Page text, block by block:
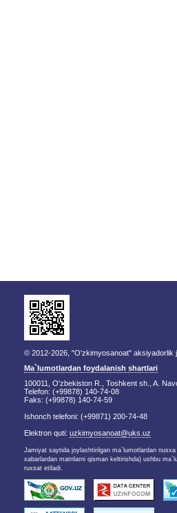
© 2012-2026, "O'zkimyosanoat" aksiyadorlik
Ma`lumotlardan foydalanish shartlari
100011, O'zbekiston R., Toshkent sh., A.
Telefon: (+99878) 140-74-08
Faks: (+99878) 140-74-59
Ishonch telefoni: (+99871) 200-74-48
Elektron quti: uzkimyosanoat@uks.uz
Jamiyat saytida joylashtirilgan ma`lumotlardan
xabarlardan matnlarni qisman keltirishda) ushbu
ruxsat etiladi.